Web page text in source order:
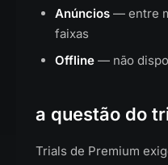
Anúncios — entre
faixas
Offline — não
a questão do
Trials de Premium